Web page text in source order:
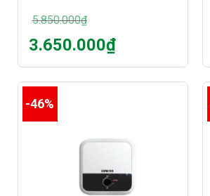
5.850.000₫
Giá
gốc
là:
3.650.000₫
tại
là:
3.650.000₫.
-46%